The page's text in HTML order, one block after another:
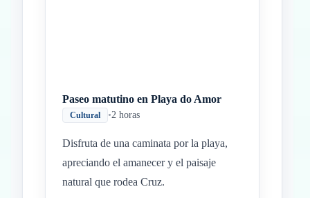
Paseo matutino en Playa do Amor
Cultural •2 horas
Disfruta de una caminata por la playa,
apreciando el amanecer y el paisaje
natural que rodea Cruz.